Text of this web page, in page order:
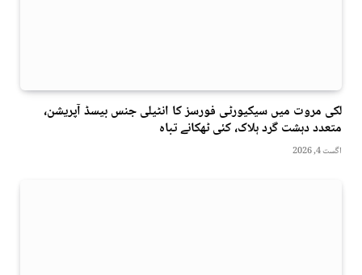
لکی مروت میں سیکیورٹی فورسز کا انٹیلی جنس بیسڈ آپریشن،
متعدد دہشت گرد ہلاک، کئی ٹھکانے تباہ
اگست 4, 2026